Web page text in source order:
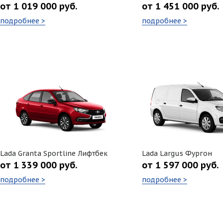
от 1 019 000 руб.
подробнее >
от 1 451 000 руб.
подробнее >
Lada Granta Sportline Лифтбек
от 1 339 000 руб.
подробнее >
Lada Largus Фургон
от 1 597 000 руб.
подробнее >